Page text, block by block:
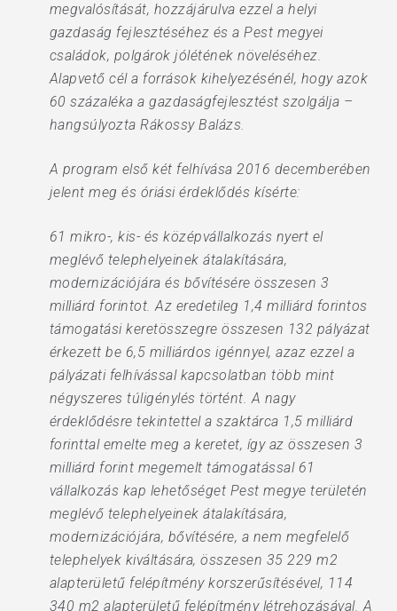
megvalósítását, hozzájárulva ezzel a helyi
gazdaság fejlesztéséhez és a Pest megyei
családok, polgárok jólétének növeléséhez.
Alapvető cél a források kihelyezésénél, hogy azok
60 százaléka a gazdaságfejlesztést szolgálja –
hangsúlyozta Rákossy Balázs.
A program első két felhívása 2016 decemberében
jelent meg és óriási érdeklődés kísérte:
61 mikro-, kis- és középvállalkozás nyert el
meglévő telephelyeinek átalakítására,
modernizációjára és bővítésére összesen 3
milliárd forintot. Az eredetileg 1,4 milliárd forintos
támogatási keretösszegre összesen 132 pályázat
érkezett be 6,5 milliárdos igénnyel, azaz ezzel a
pályázati felhívással kapcsolatban több mint
négyszeres túligénylés történt. A nagy
érdeklődésre tekintettel a szaktárca 1,5 milliárd
forinttal emelte meg a keretet, így az összesen 3
milliárd forint megemelt támogatással 61
vállalkozás kap lehetőséget Pest megye területén
meglévő telephelyeinek átalakítására,
modernizációjára, bővítésére, a nem megfelelő
telephelyek kiváltására, összesen 35 229 m2
alapterületű felépítmény korszerűsítésével, 114
340 m2 alapterületű felépítmény létrehozásával. A